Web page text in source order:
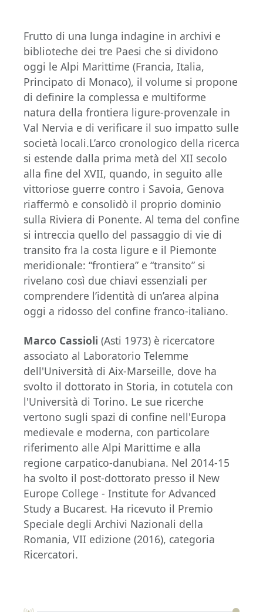
Frutto di una lunga indagine in archivi e
biblioteche dei tre Paesi che si dividono
oggi le Alpi Marittime (Francia, Italia,
Principato di Monaco), il volume si propone
di definire la complessa e multiforme
natura della frontiera ligure-provenzale in
Val Nervia e di verificare il suo impatto sulle
società locali.L’arco cronologico della ricerca
si estende dalla prima metà del XII secolo
alla fine del XVII, quando, in seguito alle
vittoriose guerre contro i Savoia, Genova
riaffermò e consolidò il proprio dominio
sulla Riviera di Ponente. Al tema del confine
si intreccia quello del passaggio di vie di
transito fra la costa ligure e il Piemonte
meridionale: “frontiera” e “transito” si
rivelano così due chiavi essenziali per
comprendere l’identità di un’area alpina
oggi a ridosso del confine franco-italiano.
Marco Cassioli (Asti 1973) è ricercatore
associato al Laboratorio Telemme
dell'Università di Aix-Marseille, dove ha
svolto il dottorato in Storia, in cotutela con
l'Università di Torino. Le sue ricerche
vertono sugli spazi di confine nell'Europa
medievale e moderna, con particolare
riferimento alle Alpi Marittime e alla
regione carpatico-danubiana. Nel 2014-15
ha svolto il post-dottorato presso il New
Europe College - Institute for Advanced
Study a Bucarest. Ha ricevuto il Premio
Speciale degli Archivi Nazionali della
Romania, VII edizione (2016), categoria
Ricercatori.